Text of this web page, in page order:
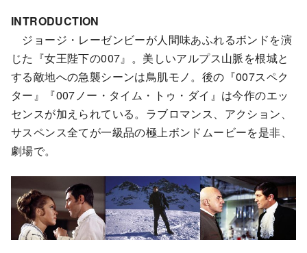
INTRODUCTION
ジョージ・レーゼンビーが人間味あふれるボンドを演
じた『女王陛下の007』。美しいアルプス山脈を根城と
する敵地への急襲シーンは鳥肌モノ。後の『007スペク
ター』『007ノー・タイム・トゥ・ダイ』は今作のエッ
センスが加えられている。ラブロマンス、アクション、
サスペンス全てが一級品の極上ボンドムービーを是非、
劇場で。